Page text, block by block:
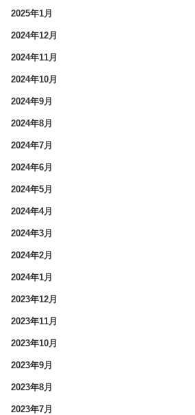
2025年1月
2024年12月
2024年11月
2024年10月
2024年9月
2024年8月
2024年7月
2024年6月
2024年5月
2024年4月
2024年3月
2024年2月
2024年1月
2023年12月
2023年11月
2023年10月
2023年9月
2023年8月
2023年7月